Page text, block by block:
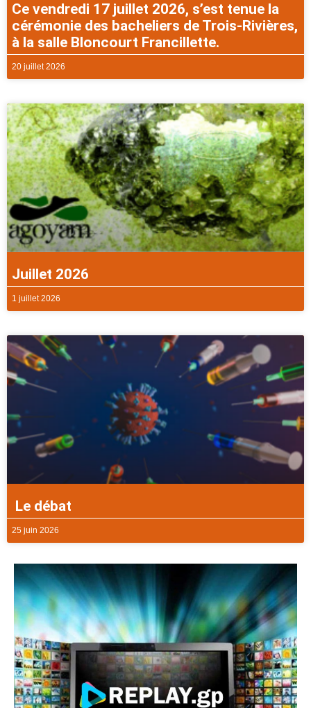
Ce vendredi 17 juillet 2026, s’est tenue la
cérémonie des bacheliers de Trois-Rivières,
à la salle Bloncourt Francillette.
20 juillet 2026
Juillet 2026
1 juillet 2026
Le débat
25 juin 2026